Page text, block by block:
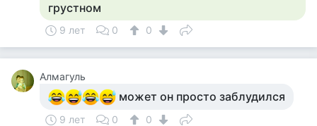
грустном
9 лет 0 0
Алмагуль
может он просто заблудился
9 лет 0 0